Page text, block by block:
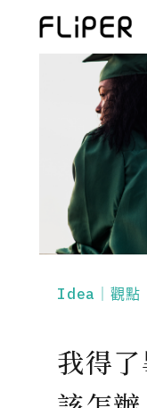
Idea｜觀點
我得